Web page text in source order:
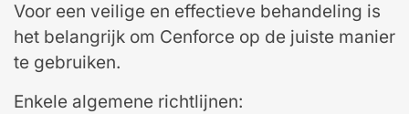
Voor een veilige en effectieve behandeling is
het belangrijk om Cenforce op de juiste manier
te gebruiken.
Enkele algemene richtlijnen: